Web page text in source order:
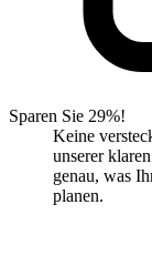
Sparen Sie 29%!
Keine
unserer
genau, was
planen.